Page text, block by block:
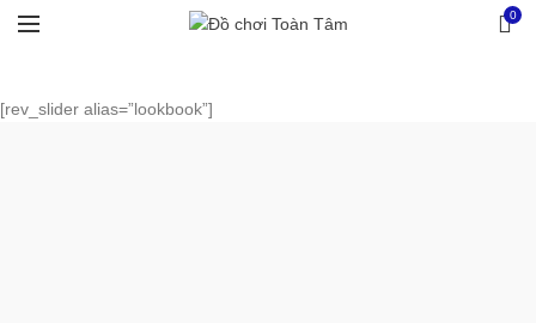
0
[rev_slider alias=”lookbook”]